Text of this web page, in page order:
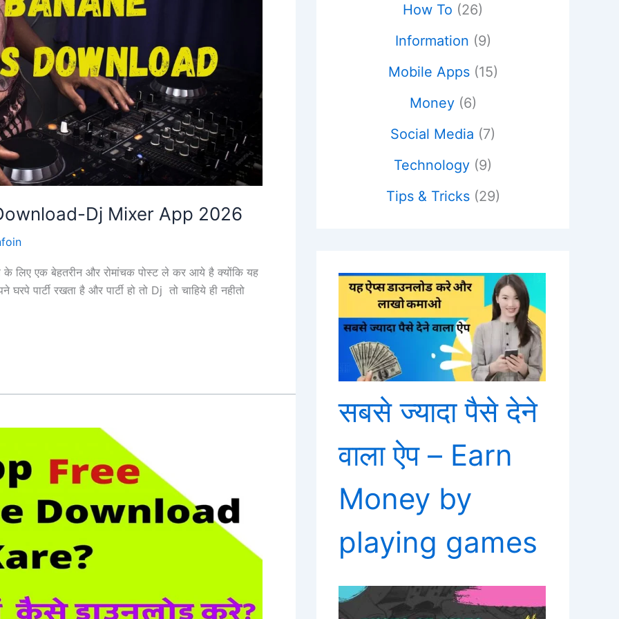
Dj Mixer App 2026
एक बेहतरीन और रोमांचक पोस्ट ले कर आये है क्योंकि यह
पार्टी रखता है और पार्टी हो तो Dj तो चाहिये ही नहीतो
How To (26)
Information (9)
Mobile Apps(15)
Money(6)
Social Media (7)
Technology (9)
Tips & Tricks(29)
सबसे ज्यादा पैसे देने
वाला ऐप – Earn
Money by
playing games